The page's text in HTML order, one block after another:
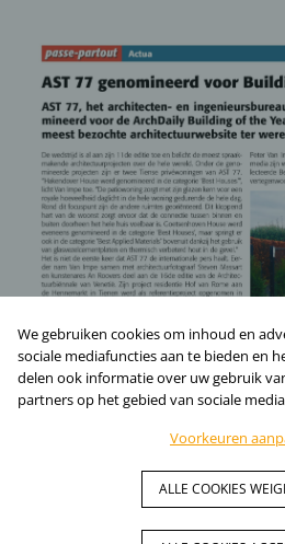
© AST77 | Architecten- en
ons op
We gebruiken cookies om inhoud en
sociale mediafuncties aan te bieden en
delen ook informatie over uw gebruik
partners op het gebied van sociale
Voorkeuren
ALLE COOKIES